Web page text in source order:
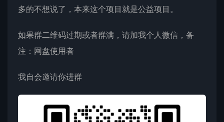
多的不想说了，本来这个项目就是公益项目。
如果群二维码过期或者群满，请加我个人微信，备
注：网盘使用者
我自会邀请你进群